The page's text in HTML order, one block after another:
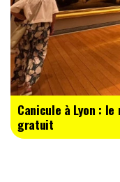
Canicule à Lyon : le
gratuit